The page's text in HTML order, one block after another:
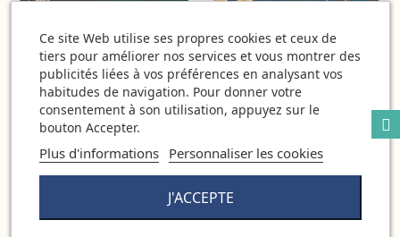
29,90 €
Ce site Web utilise ses propres cookies et ceux de
tiers pour améliorer nos services et vous montrer des
publicités liées à vos préférences en analysant vos
habitudes de navigation. Pour donner votre
consentement à son utilisation, appuyez sur le
bouton Accepter.
Plus d'informations Personnaliser les cookies
J'ACCEPTE